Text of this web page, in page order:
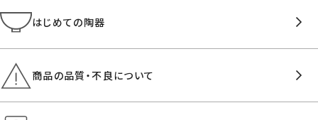
はじめての陶器
商品の品質・不良について